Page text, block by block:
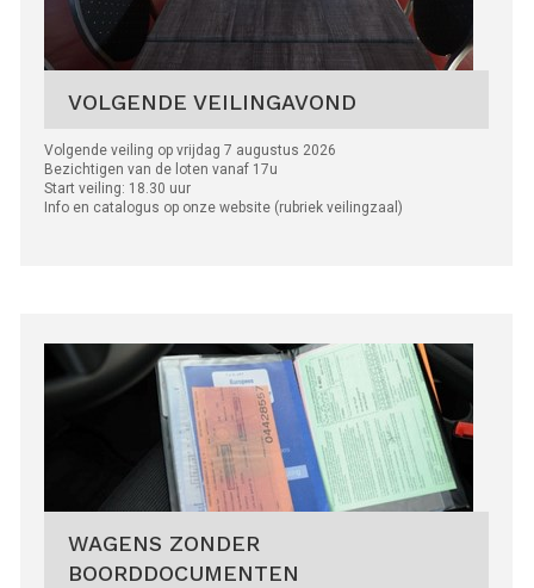
VOLGENDE VEILINGAVOND
Volgende veiling op vrijdag 7 augustus 2026
Bezichtigen van de loten vanaf 17u
Start veiling: 18.30 uur
Info en catalogus op onze website (rubriek veilingzaal)
WAGENS ZONDER
BOORDDOCUMENTEN